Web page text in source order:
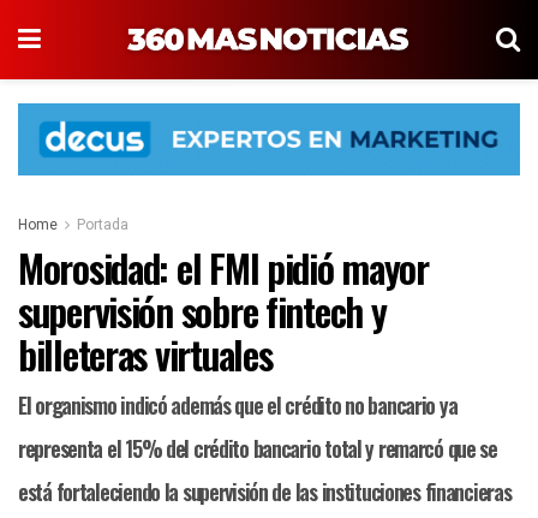
Home Portada
Morosidad: el FMI pidió mayor
supervisión sobre fintech y
billeteras virtuales
El organismo indicó además que el crédito no bancario ya
representa el 15% del crédito bancario total y remarcó que se
está fortaleciendo la supervisión de las instituciones financieras